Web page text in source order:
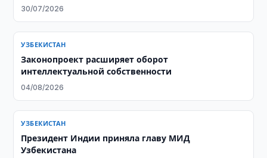
30/07/2026
УЗБЕКИСТАН
Законопроект расширяет оборот
интеллектуальной собственности
04/08/2026
УЗБЕКИСТАН
Президент Индии приняла главу МИД
Узбекистана